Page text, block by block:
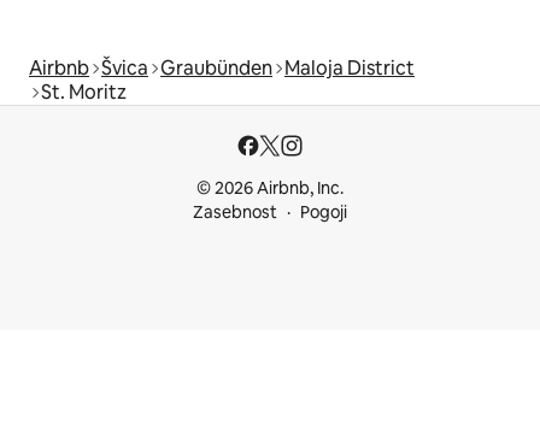
Airbnb Švica Graubünden Maloja District
St. Moritz
© 2026 Airbnb, Inc.
Zasebnost
Pogoji